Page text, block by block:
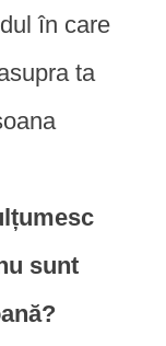
în care
ta
sunt